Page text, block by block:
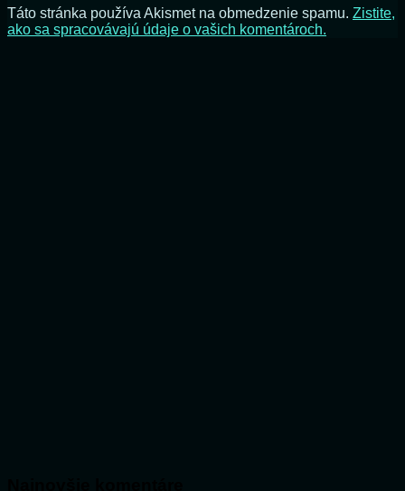
Táto stránka používa Akismet na obmedzenie spamu. Zistite,
ako sa spracovávajú údaje o vašich komentároch.